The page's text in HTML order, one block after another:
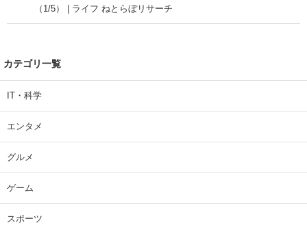
（1/5） | ライフ ねとらぼリサーチ
カテゴリ一覧
IT・科学
エンタメ
グルメ
ゲーム
スポーツ